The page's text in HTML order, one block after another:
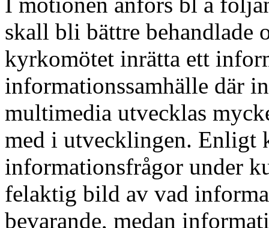
skall bli bättre behandlade
kyrkomötet inrätta ett
informationssamhälle där
multimedia utvecklas
med i utvecklingen. Enligt
informationsfrågor under
felaktig bild av vad
bevarande, medan